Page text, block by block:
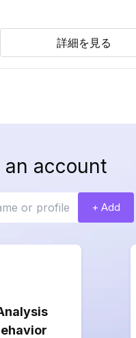
詳細を見る
an account
+ Add